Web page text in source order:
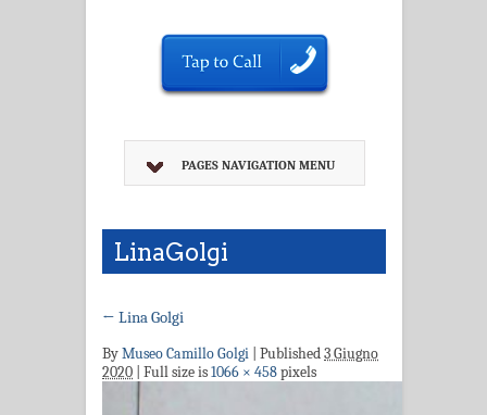
PAGES NAVIGATION MENU
LinaGolgi
← Lina Golgi
ByMuseo Camillo Golgi Published3 Giugno
2020 | Full size is1066 × 458pixels